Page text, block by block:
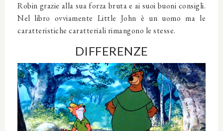
Robin grazie alla sua forza bruta e ai suoi buoni consigli.
Nel libro ovviamente Little John è un uomo ma le
caratteristiche caratteriali rimangono le stesse.
DIFFERENZE